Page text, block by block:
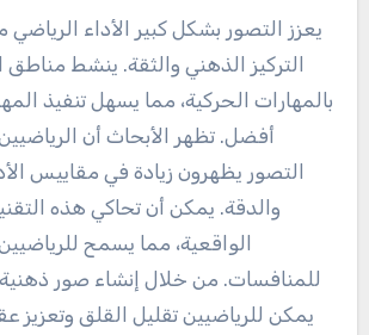
يعزز التصور بشكل كبير الأداء
التركيز الذهني والثقة. ينشط مناطق
بالمهارات الحركية، مما يسهل تنفيذ
أفضل. تظهر الأبحاث أن
التصور يظهرون زيادة في مقاييس
والدقة. يمكن أن تحاكي هذه
الواقعية، مما يسمح
للمنافسات. من خلال إنشاء صور
يمكن للرياضيين تقليل القلق وتعزيز